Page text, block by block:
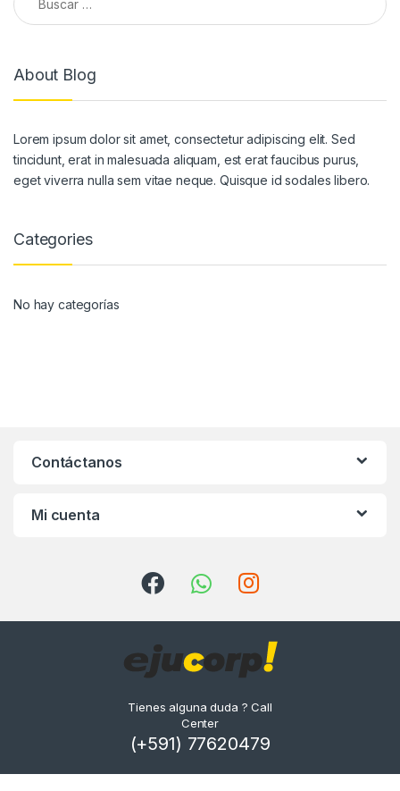
About Blog
Lorem ipsum dolor sit amet, consectetur adipiscing elit. Sed
tincidunt, erat in malesuada aliquam, est erat faucibus purus,
eget viverra nulla sem vitae neque. Quisque id sodales libero.
Categories
No hay categorías
Contáctanos
Mi cuenta
Tienes alguna duda ? Call
Center
(+591) 77620479